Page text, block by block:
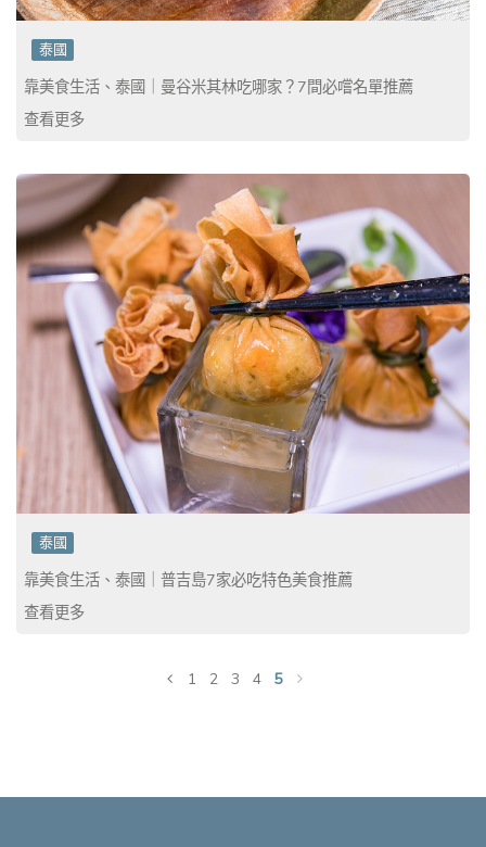
泰國
靠美食生活、泰國｜曼谷米其林吃哪家？7間必嚐名單推薦
查看更多
泰國
靠美食生活、泰國｜普吉島7家必吃特色美食推薦
查看更多
1 2 3 4 5